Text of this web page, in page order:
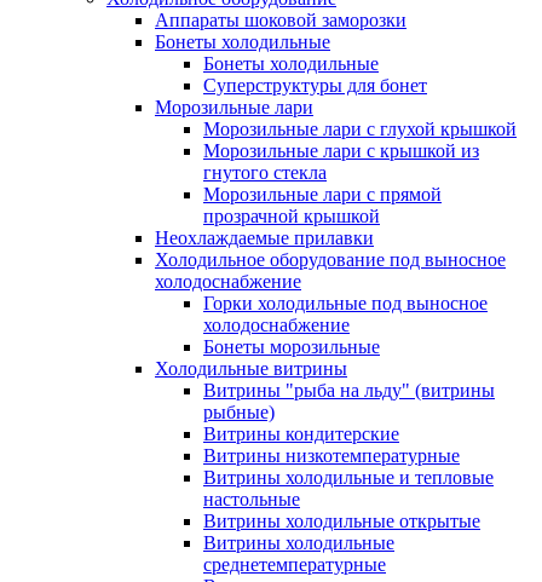
Аппараты шоковой заморозки
Бонеты холодильные
Бонеты холодильные
Суперструктуры для бонет
Морозильные лари
Морозильные лари с глухой крышкой
Морозильные лари с крышкой из
гнутого стекла
Морозильные лари с прямой
прозрачной крышкой
Неохлаждаемые прилавки
Холодильное оборудование под выносное
холодоснабжение
Горки холодильные под выносное
холодоснабжение
Бонеты морозильные
Холодильные витрины
Витрины "рыба на льду" (витрины
рыбные)
Витрины кондитерские
Витрины низкотемпературные
Витрины холодильные и тепловые
настольные
Витрины холодильные открытые
Витрины холодильные
среднетемпературные